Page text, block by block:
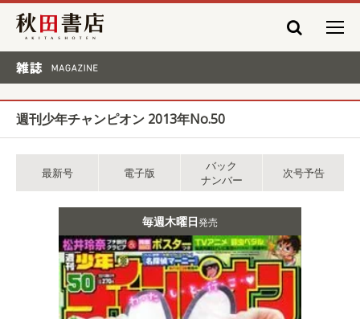
秋田書店
週刊少年チャンピオン 2013年No.50
最新号 電子版
バック
ナンバー
次号予告
毎週木曜日発売